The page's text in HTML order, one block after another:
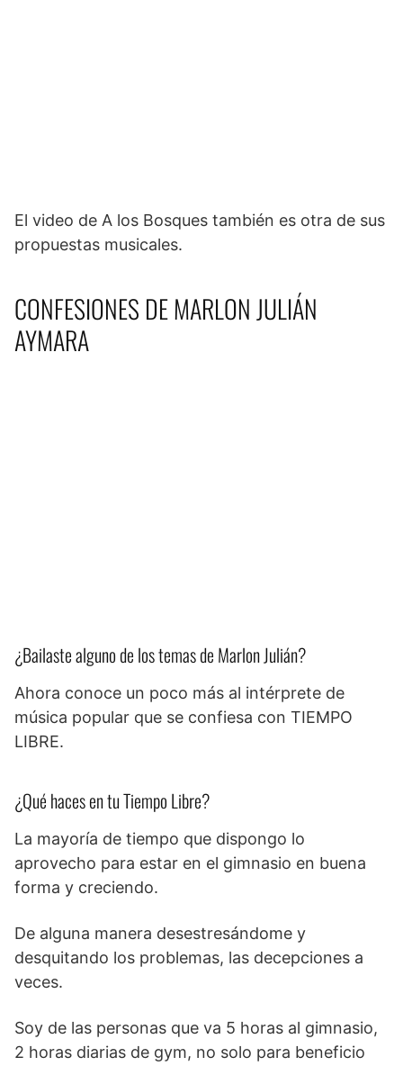
El video de A los Bosques también es otra de sus
propuestas musicales.
CONFESIONES DE MARLON JULIÁN
AYMARA
¿Bailaste alguno de los temas de Marlon Julián?
Ahora conoce un poco más al intérprete de
música popular que se confiesa con TIEMPO
LIBRE.
¿Qué haces en tu Tiempo Libre?
La mayoría de tiempo que dispongo lo
aprovecho para estar en el gimnasio en buena
forma y creciendo.
De alguna manera desestresándome y
desquitando los problemas, las decepciones a
veces.
Soy de las personas que va 5 horas al gimnasio,
2 horas diarias de gym, no solo para beneficio